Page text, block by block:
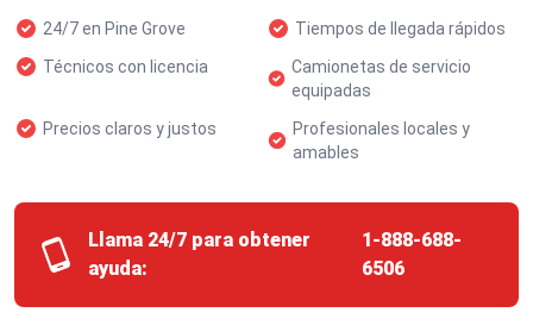
24/7 en Pine Grove
Tiempos de llegada rápidos
Técnicos con licencia
Camionetas de servicio
equipadas
Precios claros y justos
Profesionales locales y
amables
Llama 24/7 para obtener
ayuda:
1-888-688-
6506